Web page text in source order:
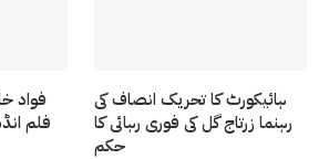
فلم
ہائیکورٹ کا تحریک انصاف کی
رہنما زرتاج گل کی فوری رہائی کا
حکم